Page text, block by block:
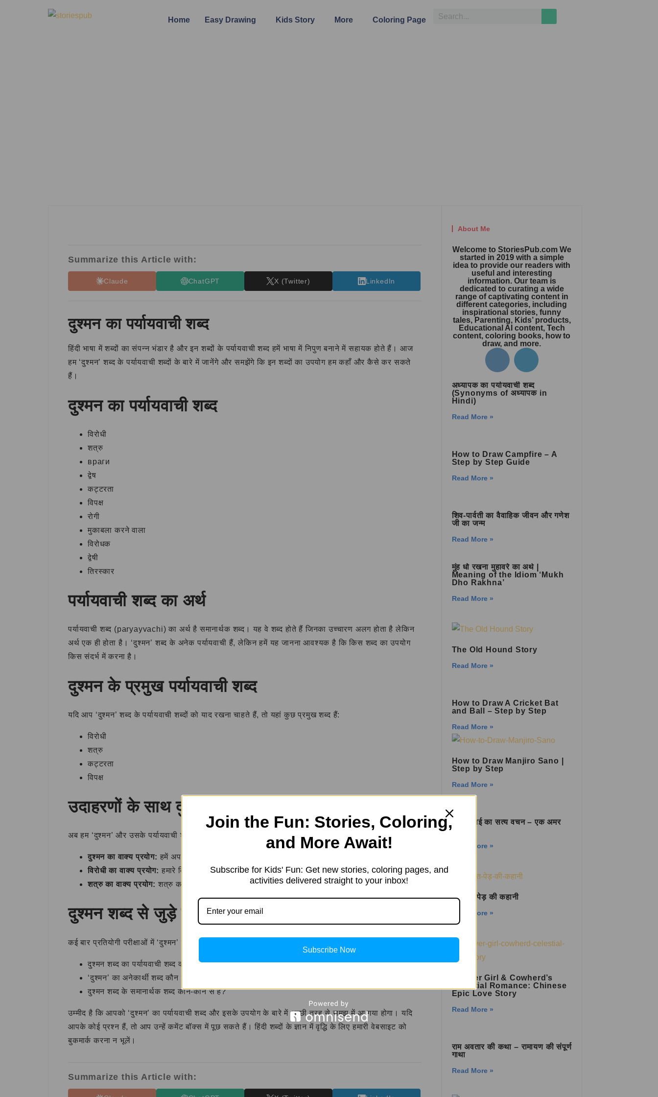
Home Easy Drawing Kids Story More Coloring Page
Summarize this Article with:
Claude ChatGPT X (Twitter) LinkedIn
दुश्मन का पर्यायवाची शब्द
हिंदी भाषा में शब्दों का संपन्न भंडार है और इन शब्दों के पर्यायवाची शब्द हमें भाषा में निपुण बनाने में सहायक होते हैं। आज
हम ‘दुश्मन’ शब्द के पर्यायवाची शब्दों के बारे में जानेंगे और समझेंगे कि इन शब्दों का उपयोग हम कहाँ और कैसे कर सकते
हैं।
दुश्मन का पर्यायवाची शब्द
विरोधी
शत्रु
враги
द्वेष
कट्टरता
विपक्ष
रोगी
मुकाबला करने वाला
विरोधक
द्वेषी
तिरस्कार
पर्यायवाची शब्द का अर्थ
पर्यायवाची शब्द (paryayvachi) का अर्थ है समानार्थक शब्द। यह वे शब्द होते हैं जिनका उच्चारण अलग होता है लेकिन
अर्थ एक ही होता है। ‘दुश्मन’ शब्द के अनेक पर्यायवाची हैं, लेकिन हमें यह जानना आवश्यक है कि किस शब्द का उपयोग
किस संदर्भ में करना है।
दुश्मन के प्रमुख पर्यायवाची शब्द
यदि आप ‘दुश्मन’ शब्द के पर्यायवाची शब्दों को याद रखना चाहते हैं, तो यहां कुछ प्रमुख शब्द हैं:
विरोधी
शत्रु
कट्टरता
विपक्ष
उदाहरणों के साथ दुश्मन के पर्यायवाची शब्दों का उपयोग
अब हम ‘दुश्मन’ और उसके पर्यायवाची शब्दों का प्रयोग वाक्यों में करेंगे ताकि आपको इनके सही उपयोग का ज्ञान हो सके।
दुश्मन का वाक्य प्रयोग: हमें अपने दुश्मनों से सतर्क रहना चाहिए।
विरोधी का वाक्य प्रयोग: हमारे विरोधी हमेशा हमारे खिलाफ खड़े रहते हैं।
शत्रु का वाक्य प्रयोग: शत्रु का सामना करते समय हमें साहस नहीं छोड़ना चाहिए।
दुश्मन शब्द से जुड़े सवाल
कई बार प्रतियोगी परीक्षाओं में ‘दुश्मन’ शब्द और इसके पर्यायवाची शब्दों से संबंधित सवाल पूछे जाते हैं। उदाहरण के लिए:
दुश्मन शब्द का पर्यायवाची शब्द क्या है?
‘दुश्मन’ का अनेकार्थी शब्द कौन सा है?
दुश्मन शब्द के समानार्थक शब्द कौन-कौन से हैं?
उम्मीद है कि आपको ‘दुश्मन’ का पर्यायवाची शब्द और इसके उपयोग के बारे में अच्छी तरह से समझ में आ गया होगा। यदि
आपके कोई प्रश्न हैं, तो आप उन्हें कमेंट बॉक्स में पूछ सकते हैं। हिंदी शब्दों के ज्ञान में वृद्धि के लिए हमारी वेबसाइट को
बुकमार्क करना न भूलें।
Summarize this Article with:
About Me
Welcome to StoriesPub.com We
started in 2019 with a simple
idea to provide our readers with
useful and interesting
information. Our team is
dedicated to curating a wide
range of captivating content in
different categories, including
inspirational stories, funny
tales, Parenting, Kids’ products,
Educational AI content, Tech
content, coloring books, how to
draw, and more.
अध्यापक का पर्यायवाची शब्द
(Synonyms of अध्यापक in
Hindi)
Read More »
How to Draw Campfire – A
Step by Step Guide
Read More »
शिव-पार्वती का वैवाहिक जीवन और गणेश
जी का जन्म
Read More »
मुंह धो रखना मुहावरे का अर्थ |
Meaning of the Idiom ‘Mukh
Dho Rakhna’
Read More »
The Old Hound Story
Read More »
How to Draw A Cricket Bat
and Ball – Step by Step
Read More »
How to Draw Manjiro Sano |
Step by Step
Read More »
हातिम ताई का सत्य वचन – एक अमर
कहानी
Read More »
बदसूरत पेड़ की कहानी
Read More »
Weaver Girl & Cowherd’s
Celestial Romance: Chinese
Epic Love Story
Read More »
राम अवतार की कथा – रामायण की संपूर्ण
गाथा
Read More »
Join the Fun: Stories, Coloring,
and More Await!
Subscribe for Kids' Fun: Get new stories, coloring pages, and
activities delivered straight to your inbox!
Subscribe Now